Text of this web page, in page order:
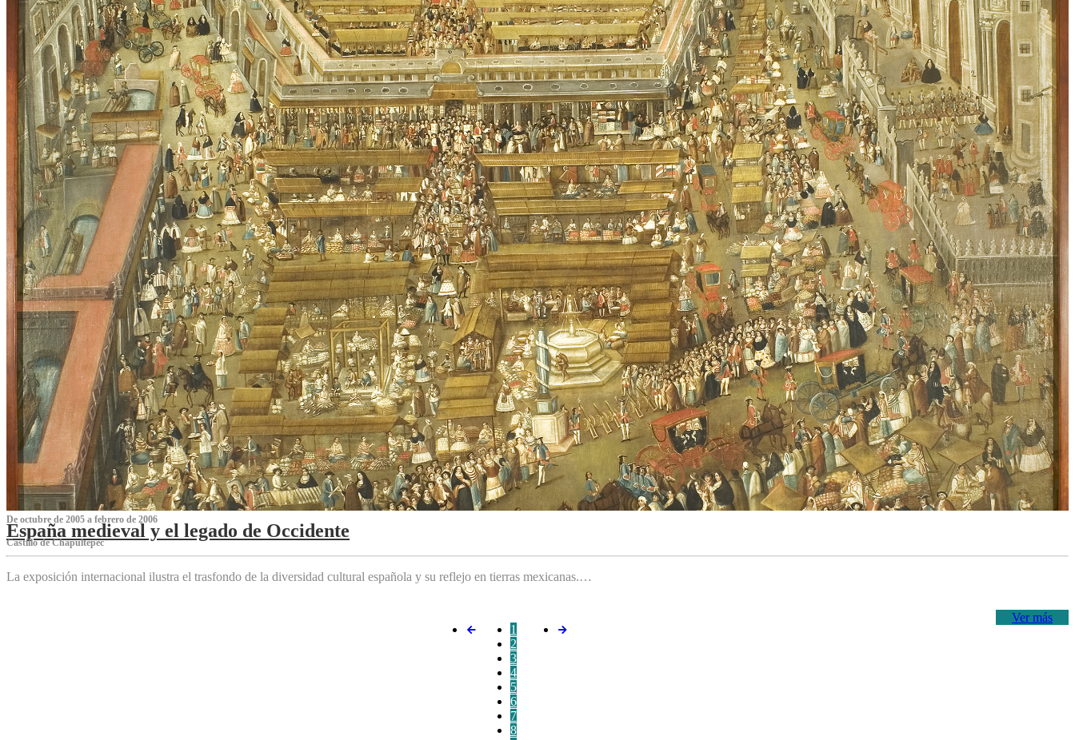
De octubre de 2005 a febrero de 2006
España medieval y el legado de Occidente
Castillo de Chapultepec
La exposición internacional ilustra el trasfondo de la diversidad cultural española y su reflejo en tierras mexicanas.…
Ver más
1
2
3
4
5
6
7
8